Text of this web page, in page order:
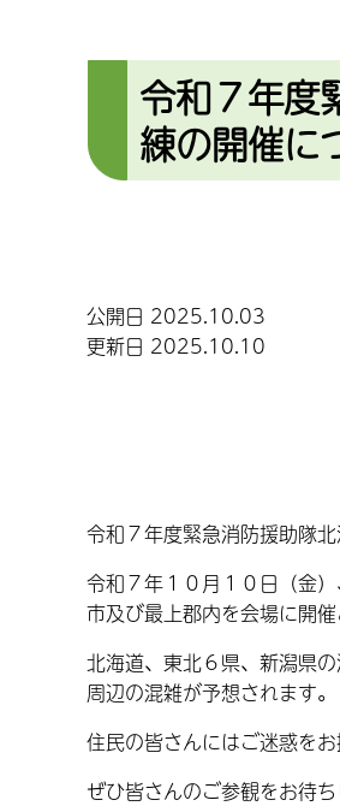
令和７年度
練の開催に
公開日 2025.10.03
更新日 2025.10.10
令和７年度緊急消防援助隊
令和７年１０月１０日（金
市及び最上郡内を会場に開催
北海道、東北６県、新潟県
周辺の混雑が予想されます。
住民の皆さんにはご迷惑を
ぜひ皆さんのご参観をお待ち